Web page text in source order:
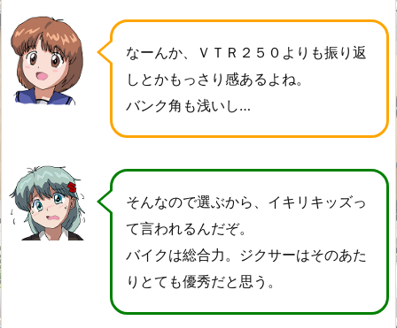
なーんか、ＶＴＲ２５０よりも振り返
しとかもっさり感あるよね。
バンク角も浅いし…
そんなので選ぶから、イキリキッズっ
て言われるんだぞ。
バイクは総合力。ジクサーはそのあた
りとても優秀だと思う。